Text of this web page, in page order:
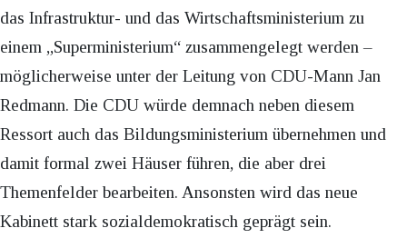
das Infrastruktur- und das Wirtschaftsministerium zu
einem „Superministerium“ zusammengelegt werden –
möglicherweise unter der Leitung von CDU-Mann Jan
Redmann. Die CDU würde demnach neben diesem
Ressort auch das Bildungsministerium übernehmen und
damit formal zwei Häuser führen, die aber drei
Themenfelder bearbeiten. Ansonsten wird das neue
Kabinett stark sozialdemokratisch geprägt sein.